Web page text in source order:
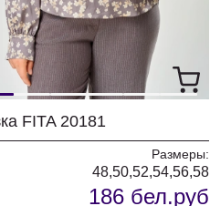
FITA 20181
Размеры:
48,50,52,54,56,58
186 бел.руб